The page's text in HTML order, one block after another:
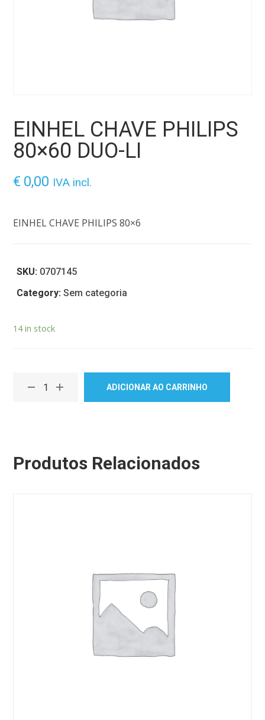
EINHEL CHAVE PHILIPS
80×60 DUO-LI
€ 0,00 IVA incl.
EINHEL CHAVE PHILIPS 80×6
SKU: 0707145
Category:Sem categoria
14 in stock
ADICIONAR AO CARRINHO
Produtos Relacionados